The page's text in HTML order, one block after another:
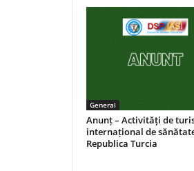
General
Anunț – Activități de
internațional de
Republica Turcia